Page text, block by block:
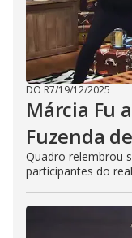
DO R7/19/12/2025
Márcia Fu
Fuzenda
Quadro relembrou
participantes do